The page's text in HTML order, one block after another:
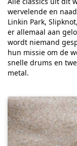
wervelende en
Linkin Park,
er allemaal aan
wordt niemand
hun missie om de
snelle drums en
metal.